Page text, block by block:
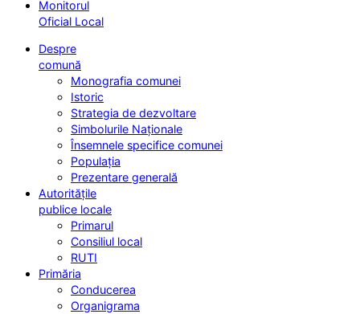
Monitorul
Oficial Local
Despre
comună
Monografia comunei
Istoric
Strategia de dezvoltare
Simbolurile Naționale
Însemnele specifice comunei
Populația
Prezentare generală
Autoritățile
publice locale
Primarul
Consiliul local
RUTI
Primăria
Conducerea
Organigrama